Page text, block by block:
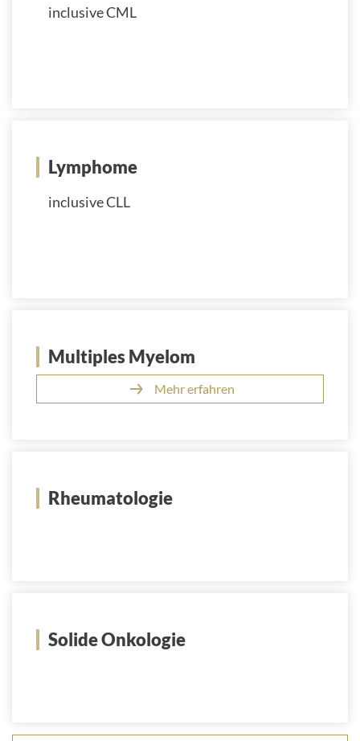
inclusive CML
Lymphome
inclusive CLL
Multiples Myelom
Mehr erfahren
Rheumatologie
Solide Onkologie